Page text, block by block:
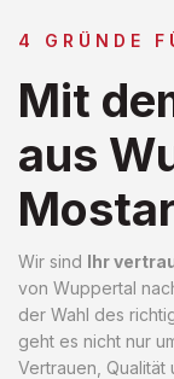
4 GRÜNDE
Mit
aus
Wir sind Ihr
von Wuppertal
der Wahl des
geht es nicht nur
Vertrauen,